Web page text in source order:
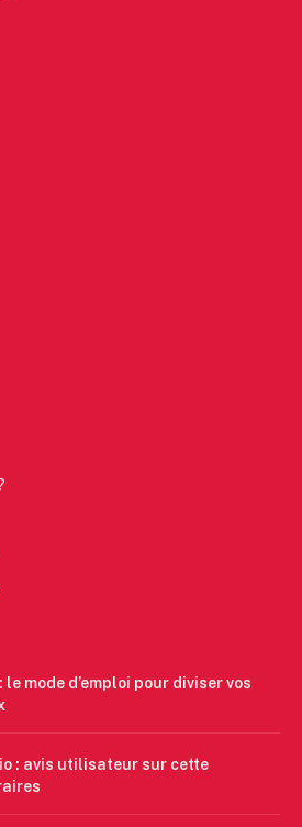
mode d’emploi pour diviser vos
: avis utilisateur sur cette